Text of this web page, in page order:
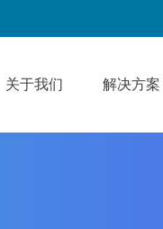
关于我们 解决方案